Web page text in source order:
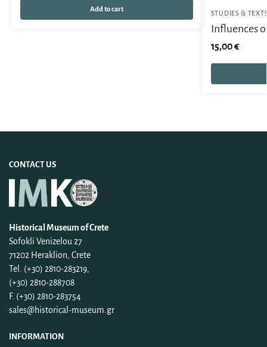
Add to cart
STUDIES &
Influences
15,00€
CONTACT US
Historical Museum of Crete
Sofokli Venizelou 27
71202 Heraklion, Crete
Tel. (+30) 2810-283219,
(+30) 2810-288708
F. (+30) 2810-283754
sales@historical-museum.gr
INFORMATION